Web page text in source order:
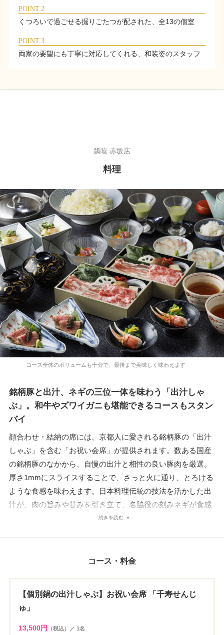
POINT.2
くつろいで過ごせる掘りごたつが配された、全13の個室
POINT.3
両家の要望にも丁寧に対応してくれる、和装姿のスタッフ
瓢嘻 赤坂店
料理
コース全体のボリュームも十分で、最後まで美味しく味わえます
銘柄豚と出汁、ネギの三位一体を味わう「出汁しゃ
ぶ」。和牛やズワイガニも堪能できるコースもスタン
バイ
顔合わせ・結納の席には、京都人に愛される銘柄豚の「出汁
しゃぶ」を含む「お祝い会席」が提供されます。数ある国産
の銘柄豚のなかから、自慢の出汁と相性の良い豚肉を厳選。
厚さ1mmにスライスすることで、さっと火に通り、とろける
ような食感を味わえます。日本料理伝統の技法を活かした出
汁が、肉の旨みや甘みを引き立て、名脇役の刻みネギが食感
と香りをプラス。自分のペースで味わえる個別鍋が用意され
込んだ逸品料理も揃い、顔合わせ・結納もより一層華やぎま
続きを読む
コース・料金
【個別鍋の出汁しゃぶ】お祝い会席 「千寿せんじ
ゅ」
13,500円 （税込）／ 1名